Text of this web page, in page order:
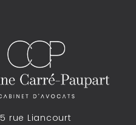
5 rue Liancourt